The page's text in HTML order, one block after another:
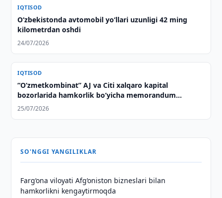
IQTISOD
O‘zbekistonda avtomobil yo‘llari uzunligi 42 ming
kilometrdan oshdi
24/07/2026
IQTISOD
“O‘zmetkombinat” AJ va Citi xalqaro kapital
bozorlarida hamkorlik bo‘yicha memorandum
imzoladi
25/07/2026
SO'NGGI YANGILIKLAR
Farg‘ona viloyati Afg‘oniston bizneslari bilan
hamkorlikni kengaytirmoqda